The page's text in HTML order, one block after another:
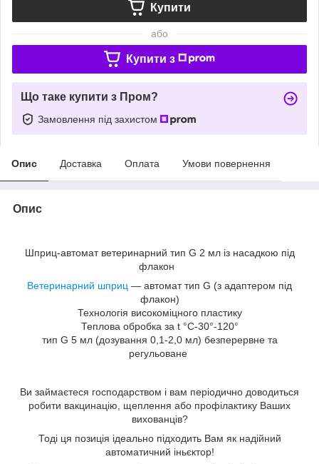
Купити
або
Купити з
Що таке купити з Пром?
Замовлення під захистом
Опис Доставка Оплата Умови повернення
Опис
Шприц-автомат ветеринарний тип G 2 мл із насадкою під
флакон
Ветеринарний шприц ― автомат тип G (з адаптером під
флакон)
Технологія високоміцного пластику
Теплова обробка за t °C-30°-120°
тип G 5 мл (дозування 0,1-2,0 мл) безперервне та
регульоване
Ви займаєтеся господарством і вам періодично доводиться
робити вакцинацію, щеплення або профілактику Ваших
вихованців?
Тоді ця позиція ідеально підходить Вам як надійний
автоматичний іньєктор!